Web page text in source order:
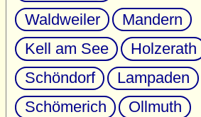
Waldweiler
Mandern
Kell am See
Holzerath
Schöndorf
Lampaden
Schömerich
Ollmuth